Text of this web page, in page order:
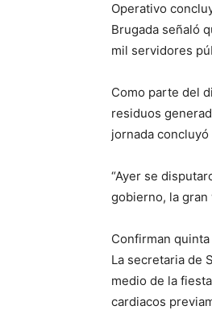
Operativo
Brugada señaló
mil servidores
Como parte del
residuos
jornada
“Ayer se
gobierno, la gran
Confirman
La secretaria de
medio de la
cardiacos